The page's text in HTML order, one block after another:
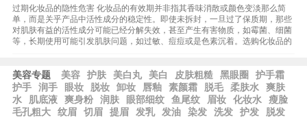
过期化妆品的隐性危害 化妆品的有效期并非指其香味消散或颜色变淡那么简
单，而是关乎产品中活性成分的稳定性。即使未拆封，一旦过了保质期，那些
对肌肤有益的活性成分可能已经分解失效，甚至产生有害物质，如霉菌、细菌
等，长期使用可能引发肌肤问题，如过敏、痘痘或是色素沉着。选购化妆品的
美容专题 美容 护肤 美白丸 美白 皮肤粗糙 黑眼圈
护手霜
护手
润手 眼妆 脱妆 卸妆 唇釉 素颜霜 脱毛 柔肤水
爽肤
水
肌底液 爽身粉 润肤 眼部细纹 鱼尾纹 眉妆 化妆水
瘦脸
毛孔粗大
纹眉 切眉 提眉 发乳 发油 染发 洗发 护发
脱发